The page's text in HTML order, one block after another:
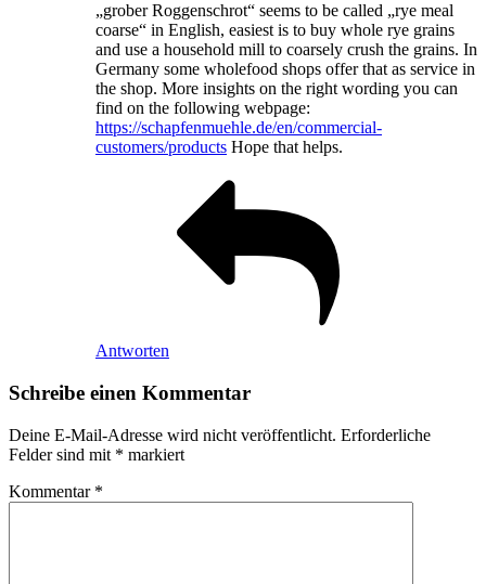
„grober Roggenschrot“ seems to be called „rye meal
coarse“ in English, easiest is to buy whole rye grains
and use a household mill to coarsely crush the grains. In
Germany some wholefood shops offer that as service in
the shop. More insights on the right wording you can
find on the following webpage:
https://schapfenmuehle.de/en/commercial-
customers/products Hope that helps.
Antworten
Schreibe einen Kommentar
Deine E-Mail-Adresse wird nicht veröffentlicht. Erforderliche
Felder sind mit * markiert
Kommentar *